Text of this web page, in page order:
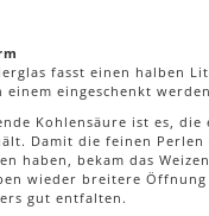
fasst einen halben
einem eingeschenkt
Kohlensäure ist es, die
Damit die feinen Perlen
haben, bekam das
wieder breitere
gut entfalten.